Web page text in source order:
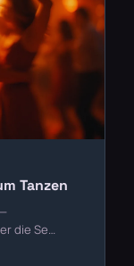
Tanzen
die Se…